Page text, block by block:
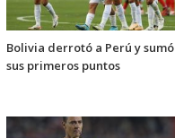
Bolivia derrotó a Perú y sumó
sus primeros puntos